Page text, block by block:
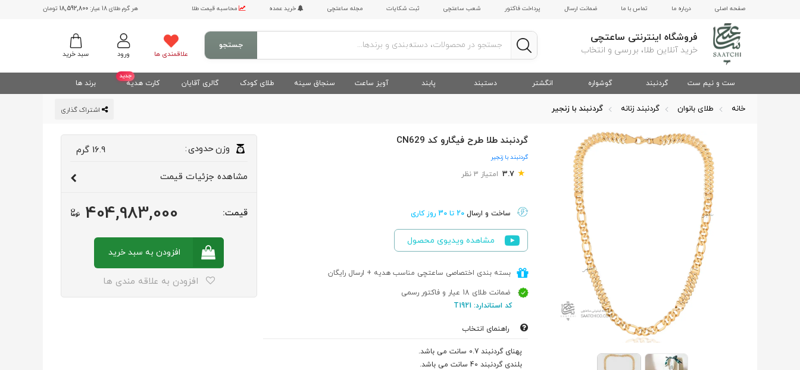
صفحه اصلی درباره ما تماس با ما ضمانت ارسال پرداخت فاکتور شعب ساعتچی ثبت شکایات مجله ساعتچی خرید عمده محاسبه قیمت طلا هر گرم طلای 18 عیار: 18,592,800 تومان
فروشگاه اینترنتی ساعتچی
خرید آنلاین طلا، بررسی و انتخاب سبد خرید ورود علاقمندی ها
جستجو
ست و نیم ست گردنبند گوشواره انگشتر دستبند پابند آویز ساعت سنجاق سینه طلای کودک گالری آقایان
جدید
کارت هدیه برند ها
خانه طلای بانوان گردنبند زنانه گردنبند با زنجیر
گردنبند طلا طرح فیگارو کد CN629
گردنبند با زنجیر
★
3.7 امتیاز 3 نظر
ساخت و ارسال 20 تا 30 روز کاری
مشاهده ویدیوی محصول
بسته بندی اختصاصی ساعتچی مناسب هدیه + ارسال رایگان
ضمانت طلای 18 عیار و فاکتور رسمی
کد استاندارد: T1921
راهنمای انتخاب
پهنای گردنبند 0.7 سانت می باشد.
بلندی گردنبند 40 سانت می باشد.
وزنحدودی:
16.9 گرم
مشاهده جزئیات قیمت
قیمت: 404,983,000
افزودن به سبدخرید
افزودن به علاقه مندی ها